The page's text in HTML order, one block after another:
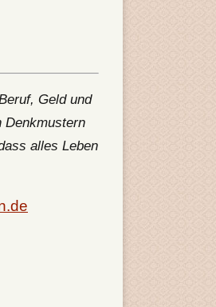
Geld und
Denkmustern
alles Leben